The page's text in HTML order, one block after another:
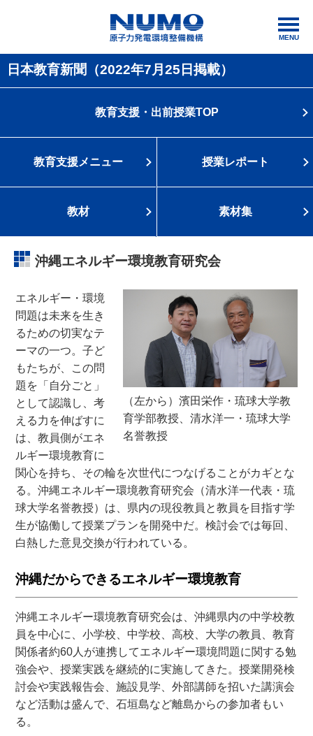
MENU
日本教育新聞（2022年7月25日掲載）
教育支援・出前授業TOP
教育支援メニュー 授業レポート
教材 素材集
沖縄エネルギー環境教育研究会
（左から）濱田栄作・琉球大学教
育学部教授、清水洋一・琉球大学
名誉教授
エネルギー・環境
問題は未来を生き
るための切実なテ
ーマの一つ。子ど
もたちが、この問
題を「自分ごと」
として認識し、考
える力を伸ばすに
は、教員側がエネ
ルギー環境教育に
関心を持ち、その輪を次世代につなげることがカギとな
る。沖縄エネルギー環境教育研究会（清水洋一代表・琉
球大学名誉教授）は、県内の現役教員と教員を目指す学
生が協働して授業プランを開発中だ。検討会では毎回、
白熱した意見交換が行われている。
沖縄だからできるエネルギー環境教育
沖縄エネルギー環境教育研究会は、沖縄県内の中学校教
員を中心に、小学校、中学校、高校、大学の教員、教育
関係者約60人が連携してエネルギー環境問題に関する勉
強会や、授業実践を継続的に実施してきた。授業開発検
討会や実践報告会、施設見学、外部講師を招いた講演会
など活動は盛んで、石垣島など離島からの参加者もい
る。